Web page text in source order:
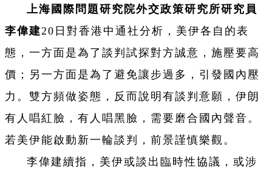
上海國際問題研究院外交政策研究所研究員
李偉建20日對香港中通社分析，美伊各自的表
態，一方面是為了談判試探對方誠意，施壓要高
價；另一方面是為了避免讓步過多，引發國內壓
力。雙方頻做姿態，反而說明有談判意願，伊朗
有人唱紅臉，有人唱黑臉，需要磨合國內聲音。
若美伊能啟動新一輪談判，前景謹慎樂觀。
李偉建續指，美伊或談出臨時性協議，或涉